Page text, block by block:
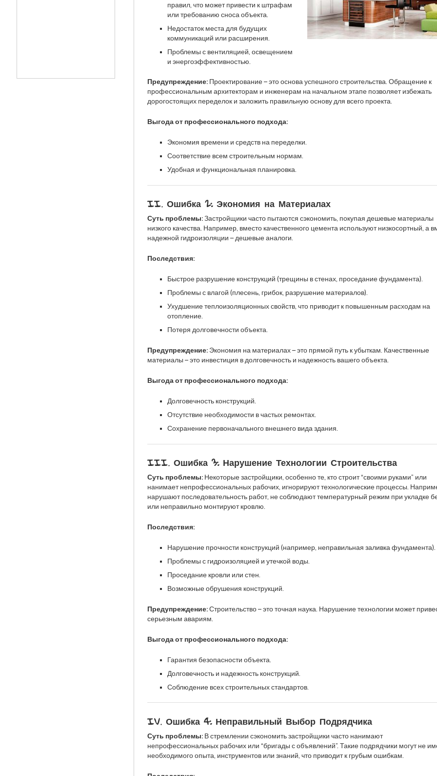
правил, что может привести к штрафам
или требованию сноса объекта.
Недостаток места для будущих
коммуникаций или расширения.
Проблемы с вентиляцией, освещением
и энергоэффективностью.
Предупреждение: Проектирование – это основа успешного строительства. Обращение к
профессиональным архитекторам и инженерам на начальном этапе позволяет избежать
дорогостоящих переделок и заложить правильную основу для всего проекта.
Выгода от профессионального подхода:
Экономия времени и средств на переделки.
Соответствие всем строительным нормам.
Удобная и функциональная планировка.
II. Ошибка 2: Экономия на Материалах
Суть проблемы:Застройщики часто пытаются сэкономить, покупая дешевые материалы
низкого качества. Например, вместо качественного цемента используют низкосортный, а
надежной гидроизоляции – дешевые аналоги.
Последствия:
Быстрое разрушение конструкций (трещины в стенах, проседание фундамента).
Проблемы с влагой (плесень, грибок, разрушение материалов).
Ухудшение теплоизоляционных свойств, что приводит к повышенным расходам на
отопление.
Потеря долговечности объекта.
Предупреждение: Экономия на материалах – это прямой путь к убыткам. Качественные
материалы – это инвестиция в долговечность и надежность вашего объекта.
Выгода от профессионального подхода:
Долговечность конструкций.
Отсутствие необходимости в частых ремонтах.
Сохранение первоначального внешнего вида здания.
III. Ошибка 3: Нарушение Технологии Строительства
Суть проблемы: Некоторые застройщики, особенно те, кто строит “своими руками” или
нанимает непрофессиональных рабочих, игнорируют технологические процессы.
нарушают последовательность работ, не соблюдают температурный режим при укладке
или неправильно монтируют кровлю.
Последствия:
Нарушение прочности конструкций (например, неправильная заливка фундамента).
Проблемы с гидроизоляцией и утечкой воды.
Проседание кровли или стен.
Возможные обрушения конструкций.
Предупреждение:Строительство – это точная наука. Нарушение технологии может
серьезным авариям.
Выгода от профессионального подхода:
Гарантия безопасности объекта.
Долговечность и надежность конструкций.
Соблюдение всех строительных стандартов.
IV. Ошибка 4: Неправильный Выбор Подрядчика
Суть проблемы: В стремлении сэкономить застройщики часто нанимают
непрофессиональных рабочих или “бригады с объявлений”. Такие подрядчики могут не
необходимого опыта, инструментов или знаний, что приводит к грубым ошибкам.